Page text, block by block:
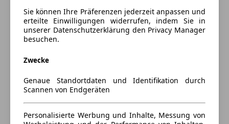
Sie können Ihre Präferenzen jederzeit anpassen und
erteilte Einwilligungen widerrufen, indem Sie in
unserer Datenschutzerklärung den Privacy Manager
besuchen.
Zwecke
Genaue Standortdaten und Identifikation durch
Scannen von Endgeräten
Personalisierte Werbung und Inhalte, Messung von